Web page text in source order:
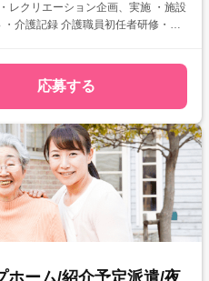
レクリエーション企画、実施 ・施設
初任者研修・実
応募する